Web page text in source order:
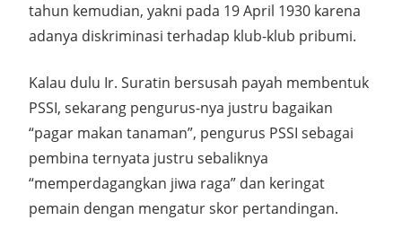
tahun kemudian, yakni pada 19 April 1930 karena
adanya diskriminasi terhadap klub-klub pribumi.
Kalau dulu Ir. Suratin bersusah payah membentuk
PSSI, sekarang pengurus-nya justru bagaikan
“pagar makan tanaman”, pengurus PSSI sebagai
pembina ternyata justru sebaliknya
“memperdagangkan jiwa raga” dan keringat
pemain dengan mengatur skor pertandingan.